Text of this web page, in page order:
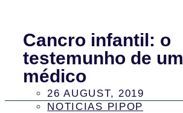
Cancro infantil: o
testemunho de um
médico
26 AUGUST, 2019
NOTICIAS PIPOP